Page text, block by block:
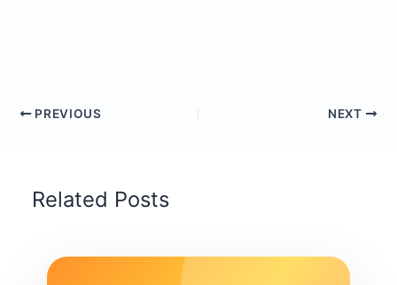
PREVIOUS NEXT
Related Posts